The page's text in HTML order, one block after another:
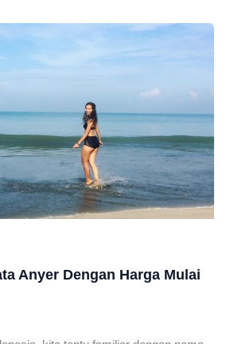
Anyer Dengan Harga Mulai